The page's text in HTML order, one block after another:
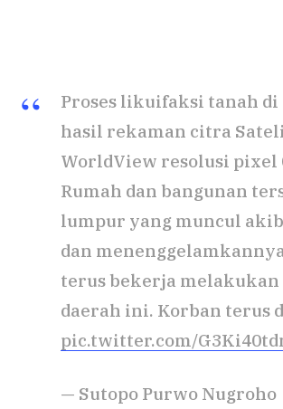
Proses likuifaksi tanah di
hasil rekaman citra
WorldView resolusi pixel
Rumah dan bangunan
lumpur yang muncul
dan
terus bekerja melakukan
daerah ini. Korban terus
pic.twitter.com/
— Sutopo Purwo Nugroho